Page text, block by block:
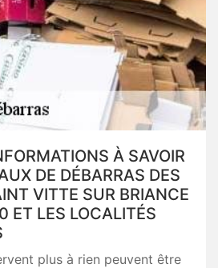
À SAVOIR
DE DÉBARRAS DES
VITTE SUR BRIANCE
ET LES LOCALITÉS
plus à rien peuvent être